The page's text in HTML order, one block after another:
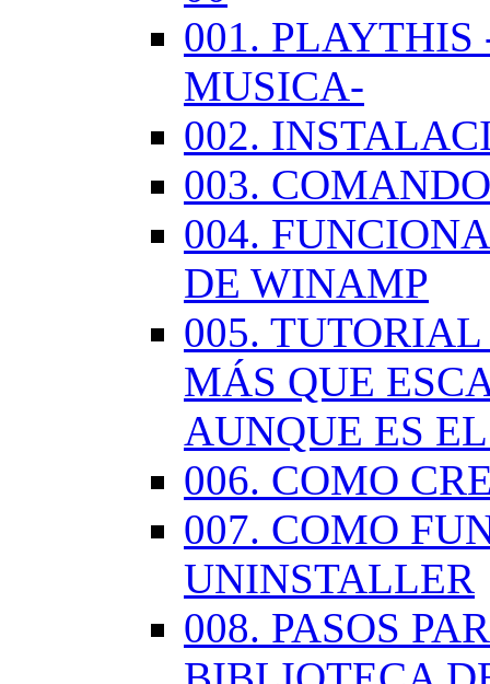
001. PLAYTHIS
MUSICA-
002.
003.
004.
DE WINAMP
005.
MÁS QUE
AUNQUE ES
006. COMO
007. COMO
UNINSTALLER
008. PASOS